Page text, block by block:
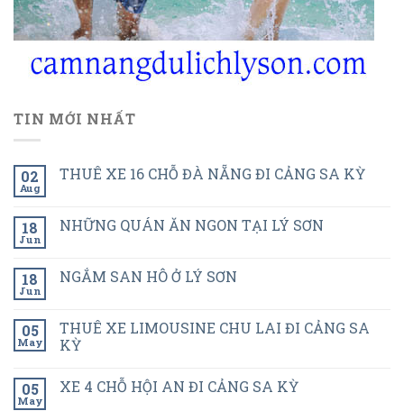
TIN MỚI NHẤT
02
Aug
THUÊ XE 16 CHỖ ĐÀ NẴNG ĐI CẢNG SA KỲ
18
Jun
NHỮNG QUÁN ĂN NGON TẠI LÝ SƠN
18
Jun
NGẮM SAN HÔ Ở LÝ SƠN
05
May
THUÊ XE LIMOUSINE CHU LAI ĐI CẢNG SA
KỲ
05
May
XE 4 CHỖ HỘI AN ĐI CẢNG SA KỲ